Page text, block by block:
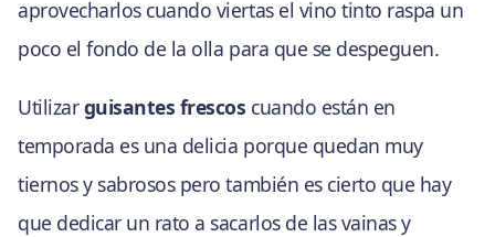
aprovecharlos cuando viertas el vino tinto raspa un
poco el fondo de la olla para que se despeguen.
Utilizarguisantes frescos cuando están en
temporada es una delicia porque quedan muy
tiernos y sabrosos pero también es cierto que hay
que dedicar un rato a sacarlos de las vainas y